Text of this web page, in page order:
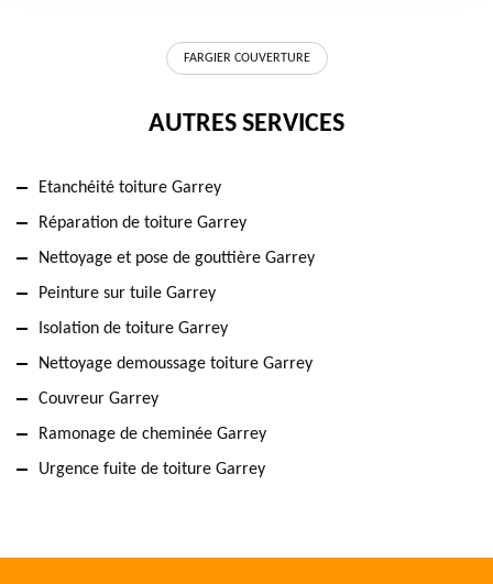
FARGIER COUVERTURE
AUTRES SERVICES
Etanchéité toiture Garrey
Réparation de toiture Garrey
Nettoyage et pose de gouttière Garrey
Peinture sur tuile Garrey
Isolation de toiture Garrey
Nettoyage demoussage toiture Garrey
Couvreur Garrey
Ramonage de cheminée Garrey
Urgence fuite de toiture Garrey